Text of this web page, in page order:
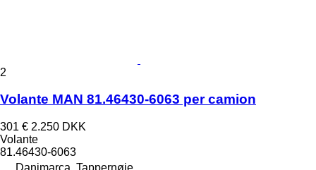
2
Volante MAN 81.46430-6063 per camion
301 € 2.250 DKK
Volante
81.46430-6063
Danimarca, Tappernøje